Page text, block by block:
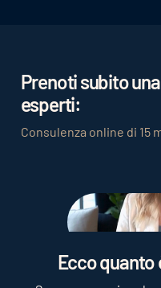
Prenoti subito
esperti:
Consulenza online di 15
Ecco quanto